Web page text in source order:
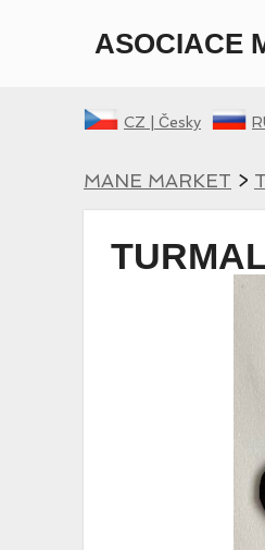
ASOCIACE
CZ | Česky
MANE MARKET >